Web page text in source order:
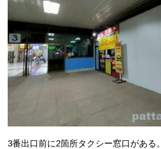
3番出口前に2箇所タクシー窓口がある。